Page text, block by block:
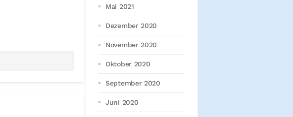
Mai 2021
Dezember 2020
November 2020
Oktober 2020
September 2020
Juni 2020